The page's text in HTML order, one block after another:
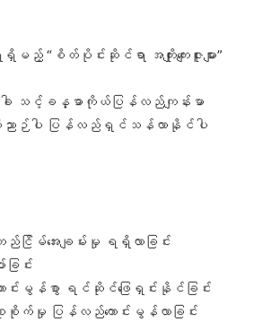
ည့် “စိတ်ပိုင်းဆိုင်ရာ အကျိုးကျေးဇူးများ”
သင့်ခန္ဓာကိုယ်ပြန်လည်ကျန်းမာ
ဉ်ပါ ပြန်လည်ရှင်သန်လာနိုင်ပါ
မ်အေးချမ်းမှု ရရှိလာခြင်း
ြင်း
ာင်းမွန်စွာ ရင်ဆိုင်ဖြေရှင်းနိုင်ခြင်း
က်မှု ပြန်လည်ကောင်းမွန်လာခြင်း